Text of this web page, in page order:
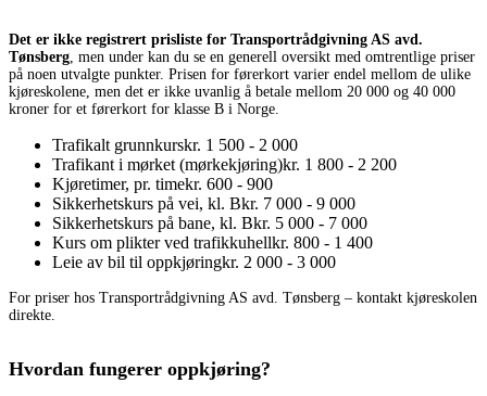
Det er ikke registrert prisliste for Transportrådgivning AS avd.
Tønsberg, men under kan du se en generell oversikt med omtrentlige priser
på noen utvalgte punkter. Prisen for førerkort varier endel mellom de ulike
kjøreskolene, men det er ikke uvanlig å betale mellom 20 000 og 40 000
kroner for et førerkort for klasse B i Norge.
Trafikalt grunnkurskr. 1 500 - 2 000
Trafikant i mørket (mørkekjøring)kr. 1 800 - 2 200
Kjøretimer, pr. timekr. 600 - 900
Sikkerhetskurs på vei, kl. Bkr. 7 000 - 9 000
Sikkerhetskurs på bane, kl. Bkr. 5 000 - 7 000
Kurs om plikter ved trafikkuhellkr. 800 - 1 400
Leie av bil til oppkjøringkr. 2 000 - 3 000
For priser hos Transportrådgivning AS avd. Tønsberg – kontakt kjøreskolen
direkte.
Hvordan fungerer oppkjøring?